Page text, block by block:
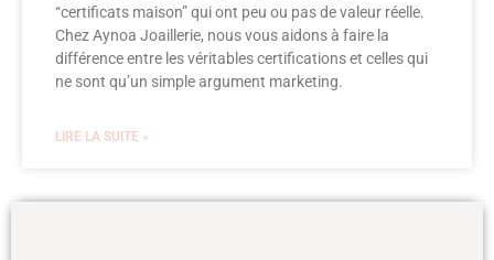
“certificats maison” qui ont peu ou pas de valeur réelle.
Chez Aynoa Joaillerie, nous vous aidons à faire la
différence entre les véritables certifications et celles qui
ne sont qu’un simple argument marketing.
LIRE LA SUITE »